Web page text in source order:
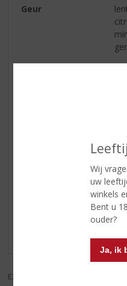
Wij
uw
winkels
Bent u
ouder?
Ja, ik
Geur
Reviews
Schrijf een review
EXCL. BTW